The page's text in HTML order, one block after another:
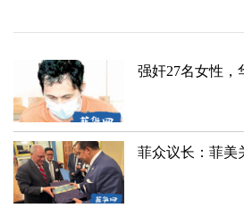
强奸27名女性，
菲众议长：菲美